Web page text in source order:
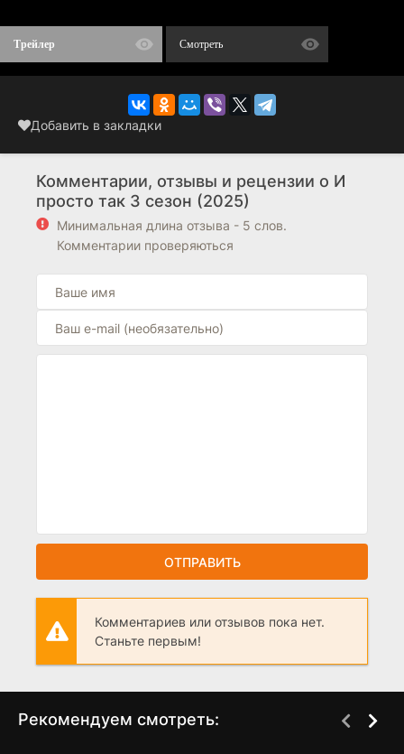
Трейлер Смотреть
Добавить в закладки
Комментарии, отзывы и рецензии о И
просто так 3 сезон (2025)
Минимальная длина отзыва - 5 слов.
Комментарии проверяються
ОТПРАВИТЬ
Комментариев или отзывов пока нет.
Станьте первым!
Рекомендуем смотреть: